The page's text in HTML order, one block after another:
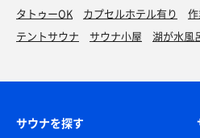
タトゥーOK
カプセルホテル有り
テントサウナ
サウナ小屋 湖が水風
サウナを探す